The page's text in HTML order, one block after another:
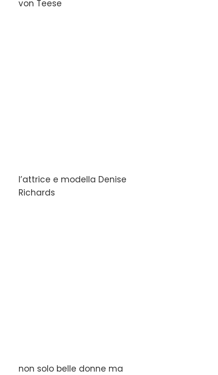
von Teese
l’attrice e modella Denise
Richards
non solo belle donne ma